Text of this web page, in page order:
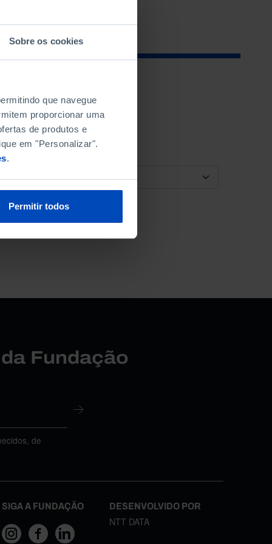
Sobre os cookies
que navegue
proporcionar uma
de produtos e
em "Personalizar".
.
Permitir todos
ORDENAR POR
Fundação
de
SIGA A FUNDAÇÃO DESENVOLVIDO POR
NTT DATA